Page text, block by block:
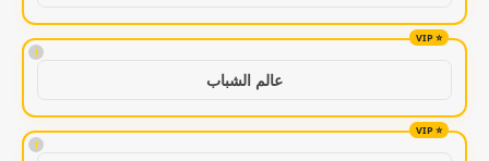
!
عالم الشباب
!